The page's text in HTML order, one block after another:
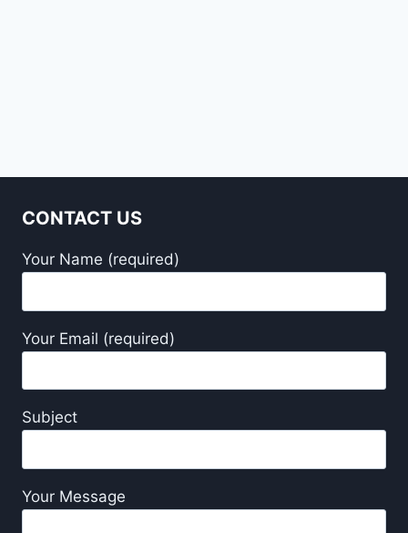
CONTACT US
Your Name (required)
Your Email (required)
Subject
Your Message